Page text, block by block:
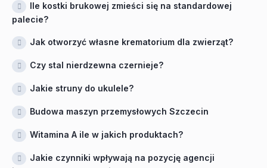
Ile kostki brukowej zmieści się na standardowej
palecie?
Jak otworzyć własne krematorium dla zwierząt?
Czy stal nierdzewna czernieje?
Jakie struny do ukulele?
Budowa maszyn przemysłowych Szczecin
Witamina A ile w jakich produktach?
Jakie czynniki wpływają na pozycję agencji